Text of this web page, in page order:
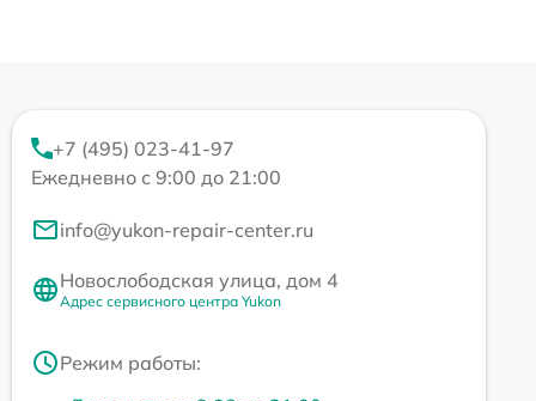
+7 (495) 023-41-97
Ежедневно с 9:00 до 21:00
info@yukon-repair-center.ru
Новослободская улица, дом 4
Адрес сервисного центра Yukon
Режим работы: